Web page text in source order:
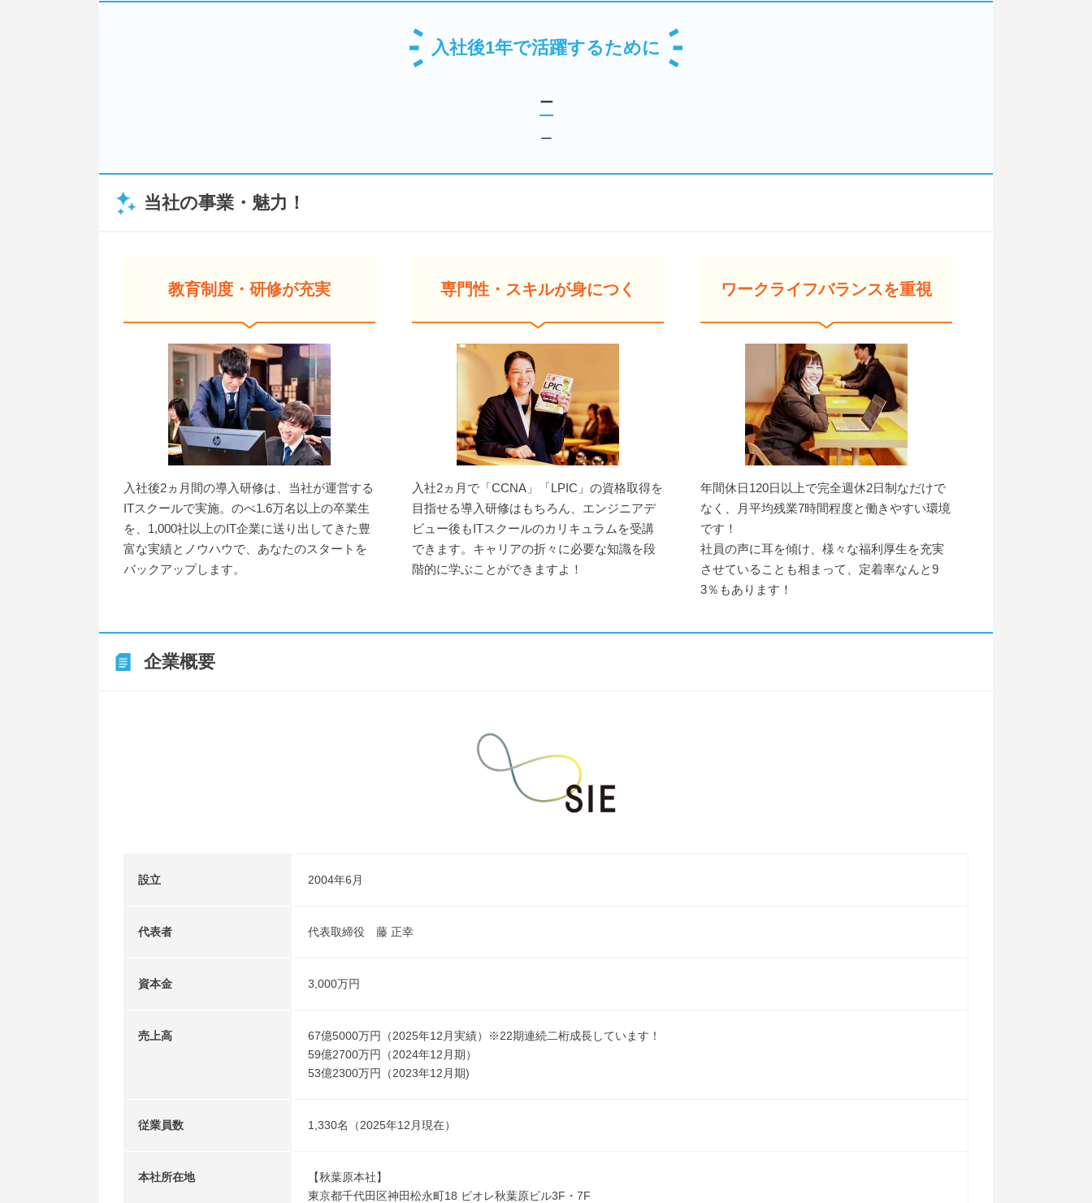
入社後1年で活躍するために
ー
ー
当社の事業・魅力！
教育制度・研修が充実
入社後2ヵ月間の導入研修は、当社が運営する
ITスクールで実施。のべ1.6万名以上の卒業生
を、1,000社以上のIT企業に送り出してきた豊
富な実績とノウハウで、あなたのスタートを
バックアップします。
専門性・スキルが身につく
入社2ヵ月で「CCNA」「LPIC」の資格取得を
目指せる導入研修はもちろん、エンジニアデ
ビュー後もITスクールのカリキュラムを受講
できます。キャリアの折々に必要な知識を段
階的に学ぶことができますよ！
ワークライフバランスを重視
年間休日120日以上で完全週休2日制なだけで
なく、月平均残業7時間程度と働きやすい環境
です！
社員の声に耳を傾け、様々な福利厚生を充実
させていることも相まって、定着率なんと9
3％もあります！
企業概要
設立 2004年6月
代表者 代表取締役 藤 正幸
資本金 3,000万円
売上高
67億5000万円（2025年12月実績）※22期連続二桁成長しています！
59億2700万円（2024年12月期）
53億2300万円（2023年12月期)
従業員数 1,330名（2025年12月現在）
本社所在地
【秋葉原本社】
東京都千代田区神田松永町18 ビオレ秋葉原ビル3F・7F